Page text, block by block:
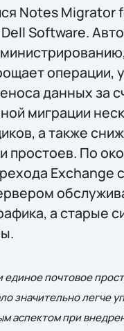
Notes Migrator
Software.
операции,
данных за
миграции
а также
простоев. По
Exchange
а старые
единое почтовое
значительно легче
аспектом при